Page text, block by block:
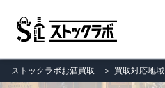
ストックラボお酒買取 ＞ 買取対応地域